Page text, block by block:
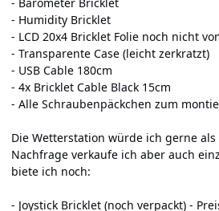
- Barometer Bricklet
- Humidity Bricklet
- LCD 20x4 Bricklet Folie noch nicht
- Transparente Case (leicht zerkratzt)
- USB Cable 180cm
- 4x Bricklet Cable Black 15cm
- Alle Schraubenpäckchen zum
Die Wetterstation würde ich gerne
Nachfrage verkaufe ich aber auch
biete ich noch:
- Joystick Bricklet (noch verpackt) -